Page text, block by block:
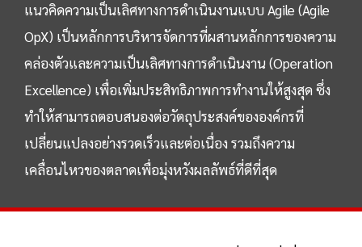
แนวคิดความเป็นเลิศทางการดำเนินงานแบบ Agile (Agile
OpX) เป็นหลักการบริหารจัดการที่ผสานหลักการของความ
คล่องตัวและความเป็นเลิศทางการดำเนินงาน (Operation
Excellence) เพื่อเพิ่มประสิทธิภาพการทำงานให้สูงสุด ซึ่ง
ทำให้สามารถตอบสนองต่อวัตถุประสงค์ขององค์กรที่
เปลี่ยนแปลงอย่างรวดเร็วและต่อเนื่อง รวมถึงความ
เคลื่อนไหวของตลาดเพื่อมุ่งหวังผลลัพธ์ที่ดีที่สุด